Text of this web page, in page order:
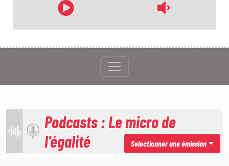
Podcasts : Le micro de
l'égalité
Selectionner une émission